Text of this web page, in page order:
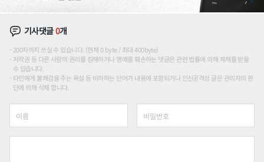
기사댓글0개
200자까지 쓰실 수 있습니다. (현재 0 byte / 최대 400byte)
저작권 등 다른 사람의 권리를 침해하거나 명예를 훼손하는 댓글은 관련 법률에 의해 제재를 받을
수 있습니다.
타인에게 불쾌감을 주는 욕설 등 비하하는 단어가 내용에 포함되거나 인신공격성 글은 관리자의 판
단에 의해 삭제 합니다.